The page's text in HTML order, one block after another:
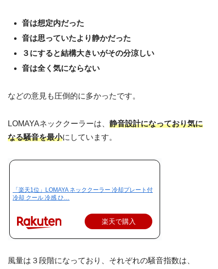
音は想定内だった
音は思っていたより静かだった
３にすると結構大きいがその分涼しい
音は全く気にならない
などの意見も圧倒的に多かったです。
LOMAYAネッククーラーは、 静音設計になっており気に
なる騒音を最小にしています。
「楽天1位」LOMAYA ネッククーラー 冷却プレート付
冷却 クール 冷感 ひ…
楽天で購入
風量は３段階になっており、それぞれの騒音指数は、